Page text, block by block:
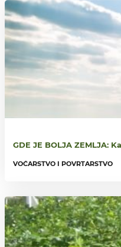
GDE JE BOLJA ZEMLJA:
VOĆARSTVO I POVRTARSTVO